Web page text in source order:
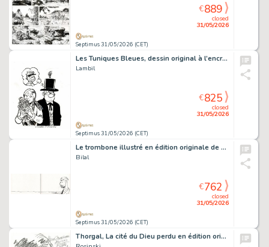
Septimus 31/05/2026 (CET)
closed
31/05/2026
€889
Les Tuniques Bleues, dessin original à l’encre de chine réalisé pour un ex-libris. On joint la mise en couleurs et la publication.
Lambil
Septimus 31/05/2026 (CET)
closed
31/05/2026
€825
Le trombone illustré en édition originale de 1980, agrémenté d’une dédicace de Bilal. Proche de l’état neuf.
Bilal
Septimus 31/05/2026 (CET)
closed
31/05/2026
€762
Thorgal, La cité du Dieu perdu en édition originale, agrémenté d’une dédicace. Proche de l’état neuf.